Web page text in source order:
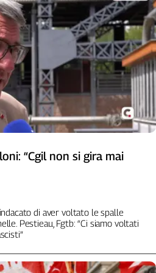
“Cgil non si gira mai
di aver voltato le spalle
Pestieau, Fgtb: “Ci siamo voltati